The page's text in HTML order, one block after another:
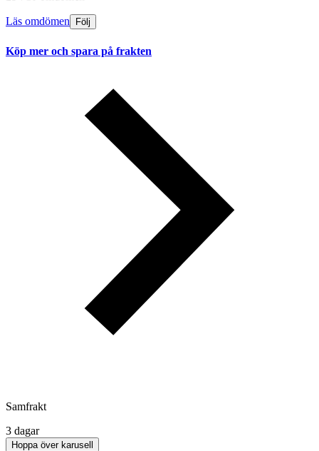
Läs omdömen Följ
Köp mer och spara på frakten
Samfrakt
3 dagar
Hoppa över karusell